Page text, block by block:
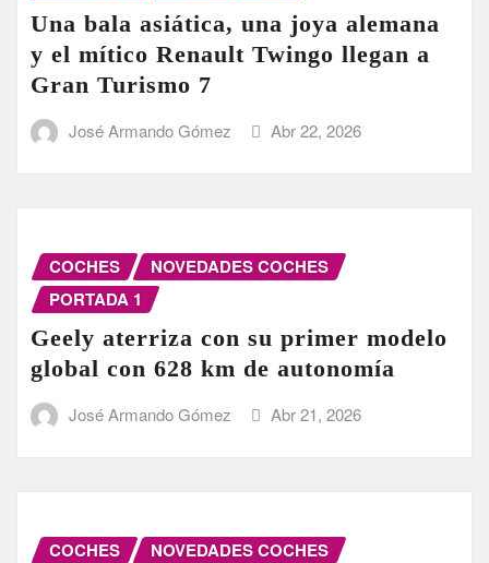
Una bala asiática, una joya alemana
y el mítico Renault Twingo llegan a
Gran Turismo 7
José Armando Gómez Abr 22, 2026
COCHES
NOVEDADES COCHES
PORTADA 1
Geely aterriza con su primer modelo
global con 628 km de autonomía
José Armando Gómez Abr 21, 2026
COCHES NOVEDADES COCHES